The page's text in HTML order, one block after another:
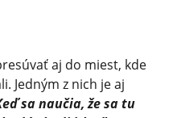
aj do miest, kde
Jedným z nich je aj
sa naučia, že sa tu